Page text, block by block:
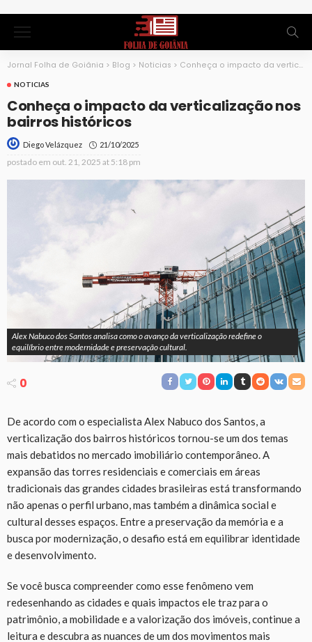
Jornal Folha de Goiânia > Blog > Noticias > Conheça o impacto da verticalização nos bairros históricos
NOTICIAS
Conheça o impacto da verticalização nos
bairros históricos
Diego Velázquez 21/10/2025
postado em out. 21, 2025 at 5:18 pm
Alex Nabuco dos Santos analisa como o avanço da verticalização redefine o
equilíbrio entre modernidade e preservação cultural.
0
De acordo com o especialista Alex Nabuco dos Santos, a
verticalização dos bairros históricos tornou-se um dos temas
mais debatidos no mercado imobiliário contemporâneo. A
expansão das torres residenciais e comerciais em áreas
tradicionais das grandes cidades brasileiras está transformando
não apenas o perfil urbano, mas também a dinâmica social e
cultural desses espaços. Entre a preservação da memória e a
busca por modernização, o desafio está em equilibrar identidade
e desenvolvimento.
Se você busca compreender como esse fenômeno vem
redesenhando as cidades e quais impactos ele traz para o
patrimônio, a mobilidade e a valorização dos imóveis, continue a
leitura e descubra as nuances de um dos movimentos mais